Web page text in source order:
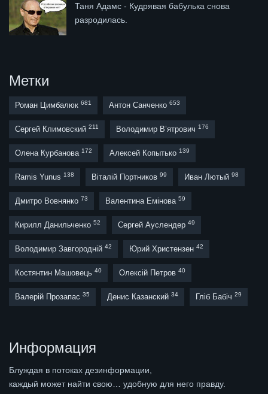
Таня Адамс - Кудрявая бабулька снова
разродилась.
Метки
Роман Цимбалюк 681 Антон Санченко 653
Сергей Климовский 211 Володимир В’ятрович 176
Олена Курбанова 172 Алексей Копытько 139
Ramis Yunus 138 Віталій Портников 99 Иван Лютый 98
Дмитро Вовнянко 73 Валентина Емінова 59
Кирилл Данильченко 52 Сергей Ауслендер 49
Володимир Завгородній 42 Юрий Христензен 42
Костянтин Машовець 40 Олексій Петров 40
Валерій Прозапас 35 Денис Казанский 34 Гліб Бабіч 29
Информация
Блуждая в потоках дезинформации,
каждый может найти свою… удобную для него правду.